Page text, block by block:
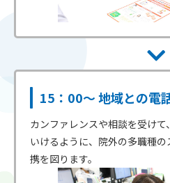
15：00～ 地域との電
カンファレンスや相談を受け
いけるように、院外の多職種
携を図ります。